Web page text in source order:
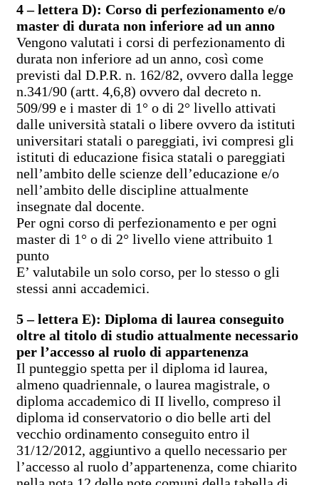
4 – lettera D): Corso di perfezionamento e/o
master di durata non inferiore ad un anno
Vengono valutati i corsi di perfezionamento di
durata non inferiore ad un anno, così come
previsti dal D.P.R. n. 162/82, ovvero dalla legge
n.341/90 (artt. 4,6,8) ovvero dal decreto n.
509/99 e i master di 1° o di 2° livello attivati
dalle università statali o libere ovvero da istituti
universitari statali o pareggiati, ivi compresi gli
istituti di educazione fisica statali o pareggiati
nell’ambito delle scienze dell’educazione e/o
nell’ambito delle discipline attualmente
insegnate dal docente.
Per ogni corso di perfezionamento e per ogni
master di 1° o di 2° livello viene attribuito 1
punto
E’ valutabile un solo corso, per lo stesso o gli
stessi anni accademici.
5 – lettera E): Diploma di laurea conseguito
oltre al titolo di studio attualmente necessario
per l’accesso al ruolo di appartenenza
Il punteggio spetta per il diploma id laurea,
almeno quadriennale, o laurea magistrale, o
diploma accademico di II livello, compreso il
diploma id conservatorio o dio belle arti del
vecchio ordinamento conseguito entro il
31/12/2012, aggiuntivo a quello necessario per
l’accesso al ruolo d’appartenenza, come chiarito